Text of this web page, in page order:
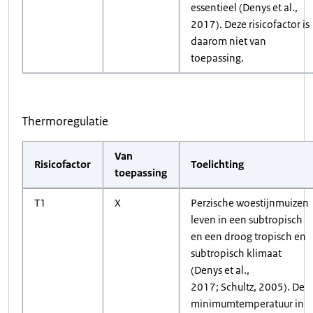
essentieel (Denys et al.,
2017). Deze risicofactor is
daarom niet van
toepassing.
Thermoregulatie
Risicofactor
Van
toepassing
Toelichting
T1 X
Perzische woestijnmuizen
leven in een subtropisch
en een droog tropisch en
subtropisch klimaat
(Denys et al.,
2017; Schultz, 2005). De
minimumtemperatuur in